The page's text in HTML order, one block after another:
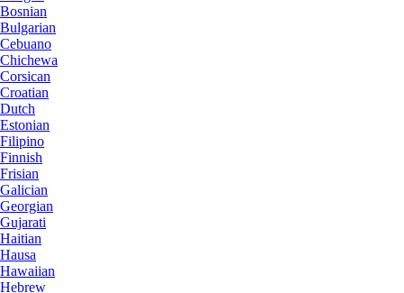
Bosnian
Bulgarian
Cebuano
Chichewa
Corsican
Croatian
Dutch
Estonian
Filipino
Finnish
Frisian
Galician
Georgian
Gujarati
Haitian
Hausa
Hawaiian
Hebrew